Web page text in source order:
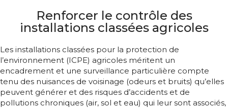
Renforcer le contrôle des
installations classées agricoles
Les installations classées pour la protection de
l’environnement (ICPE) agricoles méritent un
encadrement et une surveillance particulière compte
tenu des nuisances de voisinage (odeurs et bruits) qu’elles
peuvent générer et des risques d’accidents et de
pollutions chroniques (air, sol et eau) qui leur sont associés,